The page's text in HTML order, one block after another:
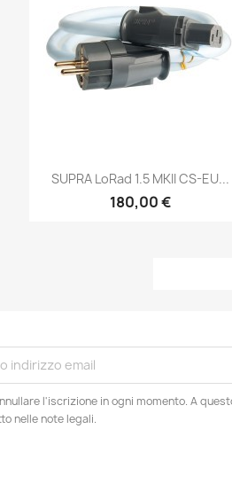
Anteprima
SUPRA LoRad 1.5 MKII CS-EU...
180,00 €
l'iscrizione in ogni momento. A
nelle note legali.